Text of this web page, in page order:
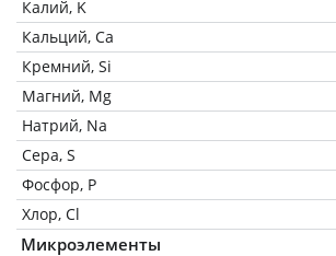
Калий, K
Кальций, Ca
Кремний, Si
Магний, Mg
Натрий, Na
Сера, S
Фосфор, P
Хлор, Cl
Микроэлементы